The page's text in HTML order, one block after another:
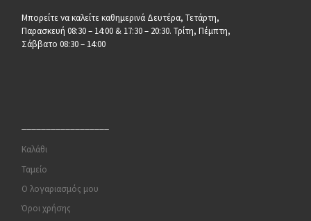
Μπορείτε να καλείτε καθημερινά Δευτέρα, Τετάρτη,
Παρασκευή 08:30 – 14:00 & 17:30 – 20:30. Τρίτη, Πέμπτη,
Σάββατο 08:30 – 14:00
Καλάθι
Ταμείο
Ο λογαριασμός μου
Όροι χρήσης